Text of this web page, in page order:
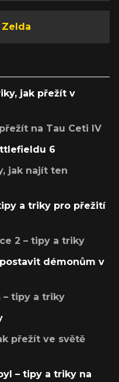
jak přežít v
na Tau Ceti IV
6
jak najít ten
a triky pro přežití
2 – tipy a triky
démonům v
– tipy a triky
přežít ve světě
– tipy a triky na